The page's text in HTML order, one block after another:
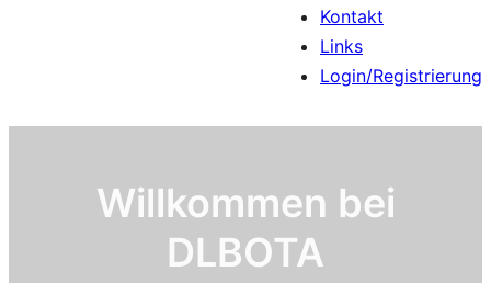
Kontakt
Links
Login/Registrierung
Willkommen bei
DLBOTA